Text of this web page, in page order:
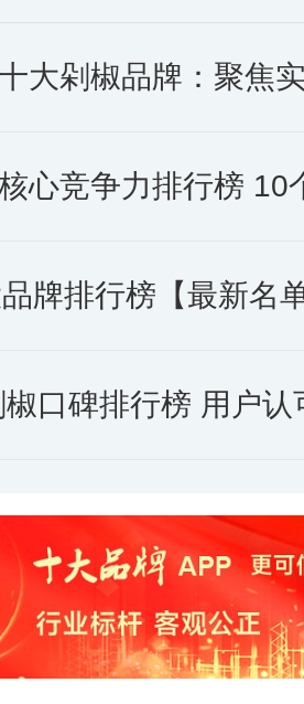
大剁椒品牌：聚焦
心竞争力排行榜 10个
牌排行榜【最新名
口碑排行榜 用户